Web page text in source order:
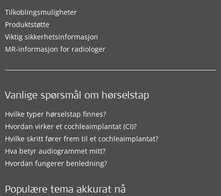
Tilkoblingsmuligheter
Produktstøtte
Viktig sikkerhetsinformasjon
MR-informasjon for radiologer
Vanlige spørsmål om hørselstap
Hvilke typer hørselstap finnes?
Hvordan virker et cochleaimplantat (CI)?
Hvilke skritt fører frem til et cochleaimplantat?
Hva betyr audiogrammet mitt?
Hvordan fungerer benledning?
Populære tema akkurat nå